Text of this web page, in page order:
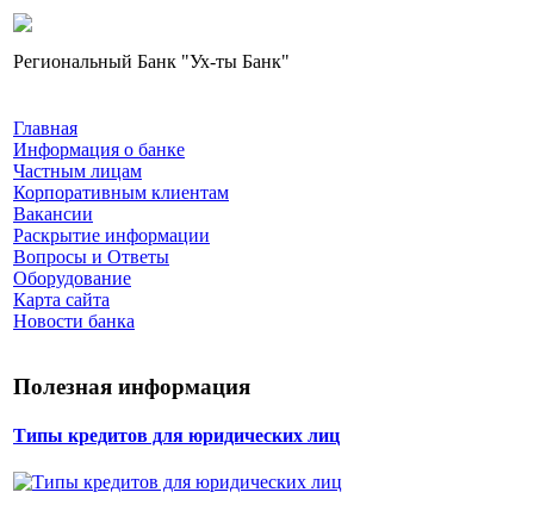
Региональный Банк "Ух-ты Банк"
Главная
Информация о банке
Частным лицам
Корпоративным клиентам
Вакансии
Раскрытие информации
Вопросы и Ответы
Оборудование
Карта сайта
Новости банка
Полезная информация
Типы кредитов для юридических лиц